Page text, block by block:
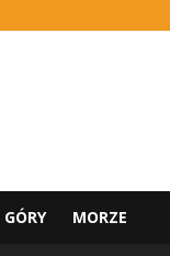
GÓRY MORZE